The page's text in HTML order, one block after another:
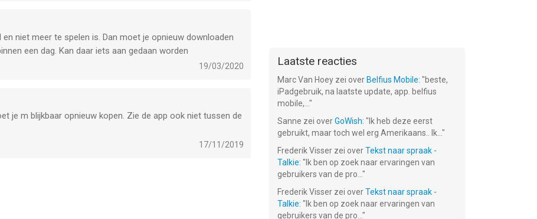
niet meer te spelen is. Dan moet je opnieuw downloaden
een dag. Kan daar iets aan gedaan worden
19/03/2020
je m blijkbaar opnieuw kopen. Zie de app ook niet tussen de
17/11/2019
Laatste reacties
Marc Van Hoey zei over Belfius Mobile: "beste,
iPadgebruik, na laatste update, app. belfius
mobile,... "
Sanne zei overGoWish: " Ik heb deze eerst
gebruikt, maar toch wel erg Amerikaans.. Ik... "
Frederik Visser zei overTekst naar spraak -
Talkie: " Ik ben op zoek naar ervaringen van
gebruikers van de pro... "
Frederik Visser zei overTekst naar spraak -
Talkie: " Ik ben op zoek naar ervaringen van
gebruikers van de pro... "